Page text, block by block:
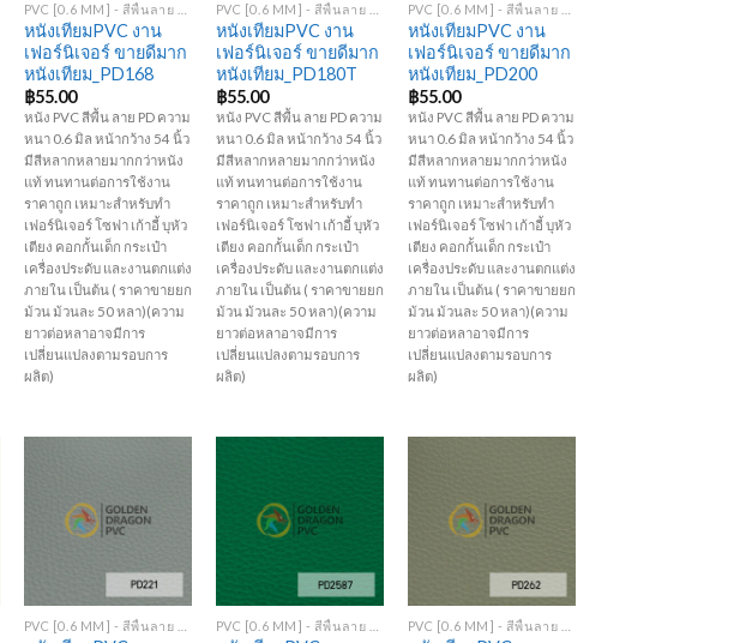
หนังเทียมPVC งาน
เฟอร์นิเจอร์ ขายดีมาก
หนังเทียม_PD168
฿55.00
หนัง PVC สีพื้น ลาย PD ความ
หนา 0.6 มิล หน้ากว้าง 54 นิ้ว
มีสีหลากหลายมากกว่าหนัง
แท้ ทนทานต่อการใช้งาน
ราคาถูก เหมาะสำหรับทำ
เฟอร์นิเจอร์ โซฟา เก้าอี้ บุหัว
เตียง คอกกั้นเด็ก กระเป๋า
เครื่องประดับ และงานตกแต่ง
ภายใน เป็นต้น ( ราคาขายยก
ม้วน ม้วนละ 50 หลา)(ความ
ยาวต่อหลาอาจมีการ
เปลี่ยนแปลงตามรอบการ
ผลิต)
หนังเทียมPVC งาน
เฟอร์นิเจอร์ ขายดีมาก
หนังเทียม_PD180T
฿55.00
หนัง PVC สีพื้น ลาย PD ความ
หนา 0.6 มิล หน้ากว้าง 54 นิ้ว
มีสีหลากหลายมากกว่าหนัง
แท้ ทนทานต่อการใช้งาน
ราคาถูก เหมาะสำหรับทำ
เฟอร์นิเจอร์ โซฟา เก้าอี้ บุหัว
เตียง คอกกั้นเด็ก กระเป๋า
เครื่องประดับ และงานตกแต่ง
ภายใน เป็นต้น ( ราคาขายยก
ม้วน ม้วนละ 50 หลา)(ความ
ยาวต่อหลาอาจมีการ
เปลี่ยนแปลงตามรอบการ
ผลิต)
หนังเทียมPVC งาน
เฟอร์นิเจอร์ ขายดีมาก
หนังเทียม_PD200
฿55.00
หนัง PVC สีพื้น ลาย PD ความ
หนา 0.6 มิล หน้ากว้าง 54 นิ้ว
มีสีหลากหลายมากกว่าหนัง
แท้ ทนทานต่อการใช้งาน
ราคาถูก เหมาะสำหรับทำ
เฟอร์นิเจอร์ โซฟา เก้าอี้ บุหัว
เตียง คอกกั้นเด็ก กระเป๋า
เครื่องประดับ และงานตกแต่ง
ภายใน เป็นต้น ( ราคาขายยก
ม้วน ม้วนละ 50 หลา)(ความ
ยาวต่อหลาอาจมีการ
เปลี่ยนแปลงตามรอบการ
ผลิต)